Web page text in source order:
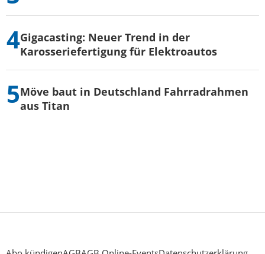
Gigacasting: Neuer Trend in der
Karosseriefertigung für Elektroautos
Möve baut in Deutschland Fahrradrahmen
aus Titan